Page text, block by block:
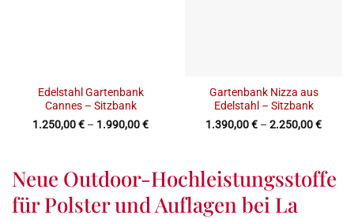
Edelstahl Gartenbank
Cannes – Sitzbank
1.250,00€ – 1.990,00€
Gartenbank Nizza aus
Edelstahl – Sitzbank
1.390,00€ – 2.250,00€
Neue Outdoor-Hochleistungsstoffe
für Polster und Auflagen bei La